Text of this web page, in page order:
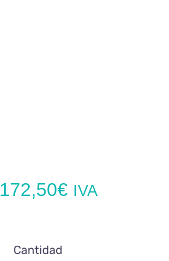
172,50€Rango
IVA
Cantidad